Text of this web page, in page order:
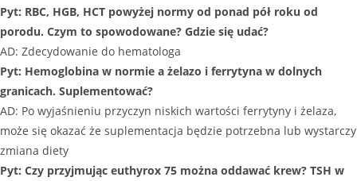
Pyt: RBC, HGB, HCT powyżej normy od ponad pół roku od
porodu. Czym to spowodowane? Gdzie się udać?
AD: Zdecydowanie do hematologa
Pyt: Hemoglobina w normie a żelazo i ferrytyna w dolnych
granicach. Suplementować?
AD: Po wyjaśnieniu przyczyn niskich wartości ferrytyny i żelaza,
może się okazać że suplementacja będzie potrzebna lub wystarczy
zmiana diety
Pyt: Czy przyjmując euthyrox 75 można oddawać krew? TSH w